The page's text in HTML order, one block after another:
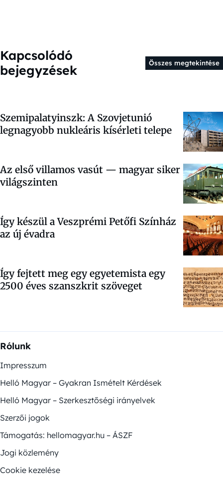
Kapcsolódó
bejegyzések
Összes megtekintése
Szemipalatyinszk: A Szovjetunió
legnagyobb nukleáris kísérleti telepe
Az első villamos vasút — magyar siker
világszinten
Így készül a Veszprémi Petőfi Színház
az új évadra
Így fejtett meg egy egyetemista egy
2500 éves szanszkrit szöveget
Rólunk
Impresszum
Helló Magyar – Gyakran Ismételt Kérdések
Helló Magyar – Szerkesztőségi irányelvek
Szerzői jogok
Támogatás: hellomagyar.hu – ÁSZF
Jogi közlemény
Cookie kezelése